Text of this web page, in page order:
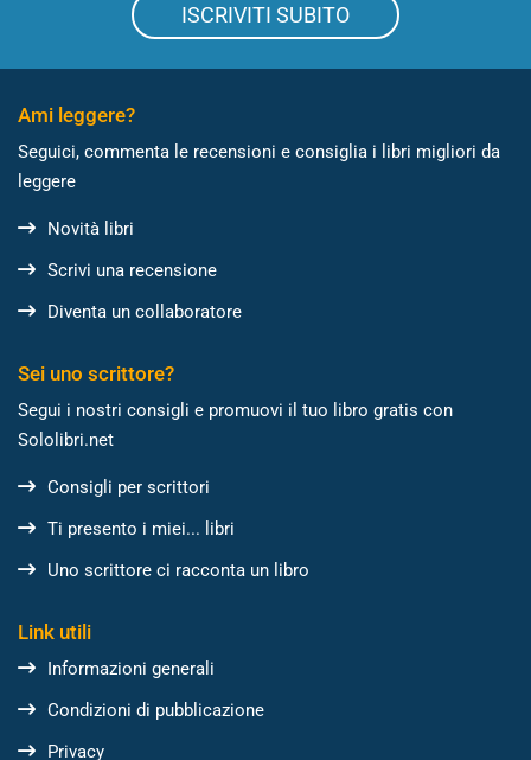
ISCRIVITI SUBITO
Ami leggere?
Seguici, commenta le recensioni e consiglia i libri migliori da
leggere
Novità libri
Scrivi una recensione
Diventa un collaboratore
Sei uno scrittore?
Segui i nostri consigli e promuovi il tuo libro gratis con
Sololibri.net
Consigli per scrittori
Ti presento i miei... libri
Uno scrittore ci racconta un libro
Link utili
Informazioni generali
Condizioni di pubblicazione
Privacy